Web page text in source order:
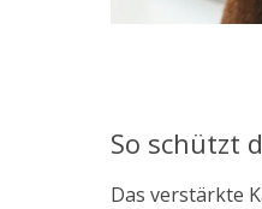
So schützt
Das verstärkte